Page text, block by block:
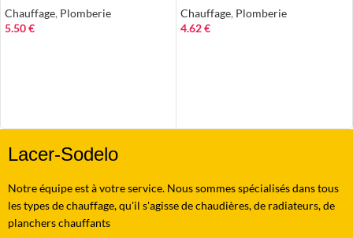
Chauffage, Plomberie
5.50€
Chauffage, Plomberie
4.62€
Lacer-Sodelo
Notre équipe est à votre service. Nous sommes spécialisés dans tous
les types de chauffage, qu'il s'agisse de chaudières, de radiateurs, de
planchers chauffants